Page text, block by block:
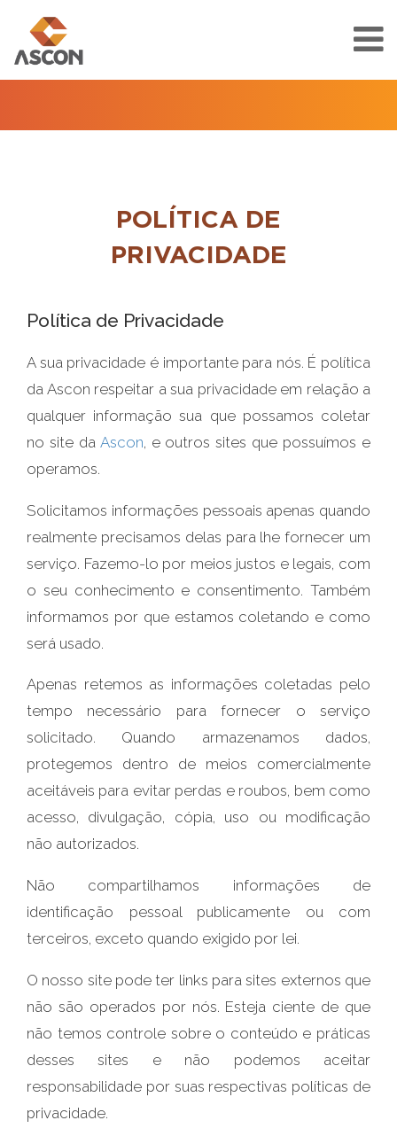
POLÍTICA DE
PRIVACIDADE
Política de Privacidade
A sua privacidade é importante para nós. É política
da Ascon respeitar a sua privacidade em relação a
qualquer informação sua que possamos coletar
no site da Ascon, e outros sites que possuímos e
operamos.
Solicitamos informações pessoais apenas quando
realmente precisamos delas para lhe fornecer um
serviço. Fazemo-lo por meios justos e legais, com
o seu conhecimento e consentimento. Também
informamos por que estamos coletando e como
será usado.
Apenas retemos as informações coletadas pelo
tempo necessário para fornecer o serviço
solicitado. Quando armazenamos dados,
protegemos dentro de meios comercialmente
aceitáveis ​​para evitar perdas e roubos, bem como
acesso, divulgação, cópia, uso ou modificação
não autorizados.
Não compartilhamos informações de
identificação pessoal publicamente ou com
terceiros, exceto quando exigido por lei.
O nosso site pode ter links para sites externos que
não são operados por nós. Esteja ciente de que
não temos controle sobre o conteúdo e práticas
desses sites e não podemos aceitar
responsabilidade por suas respectivas políticas de
privacidade.